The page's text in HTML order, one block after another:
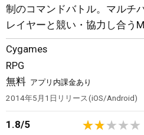
制のコマンドバトル。マルチ
レイヤーと競い・協力し合う
Cygames
RPG
無料 アプリ内課金あり
2014年5月1日 リリース iOS/Android
1.8/5